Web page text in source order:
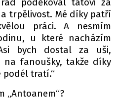
trpělivost. Mé díky patří
práci. A nesmím
u které nacházím
bych dostal za uši,
na fanoušky, takže díky
tratí.“
„Antoanem“?